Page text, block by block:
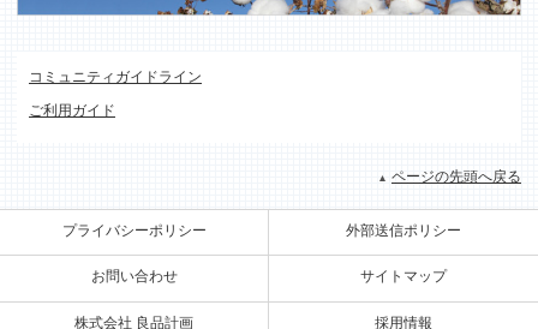
コミュニティガイドライン
ご利用ガイド
ページの先頭へ戻る
プライバシーポリシー 外部送信ポリシー
お問い合わせ サイトマップ
株式会社 良品計画 採用情報